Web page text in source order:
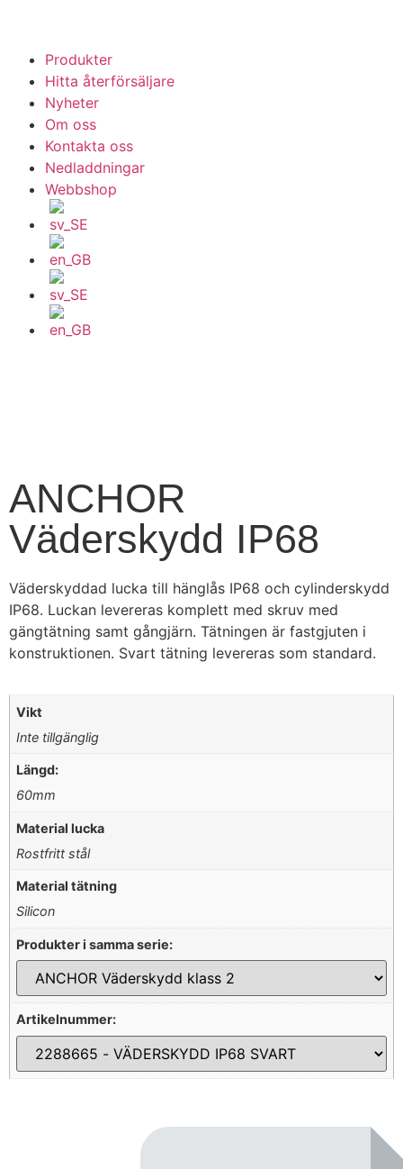
Produkter
Hitta återförsäljare
Nyheter
Om oss
Kontakta oss
Nedladdningar
Webbshop
ANCHOR
Väderskydd IP68
Väderskyddad lucka till hänglås IP68 och cylinderskydd
IP68. Luckan levereras komplett med skruv med
gängtätning samt gångjärn. Tätningen är fastgjuten i
konstruktionen. Svart tätning levereras som standard.
Vikt
Inte tillgänglig
Längd:
60mm
Material lucka
Rostfritt stål
Material tätning
Silicon
Produkter i samma serie:
Artikelnummer: